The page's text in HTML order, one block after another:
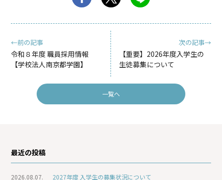
←前の記事
令和８年度 職員採用情報
【学校法人南京都学園】
次の記事→
【重要】2026年度入学生の
生徒募集について
一覧へ
最近の投稿
2026.08.07. 2027年度 入学生の募集状況について